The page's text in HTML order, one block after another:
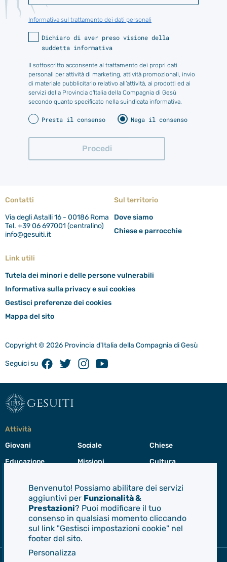
Informativa sul trattamento dei dati personali
Dichiaro di aver preso visione della
suddetta informativa
Il sottoscritto acconsente al trattamento dei propri dati
personali per attività di marketing, attività promozionali, invio
di materiale pubblicitario relativo all’attività, ai prodotti ed ai
servizi della Provincia d'Italia della Compagnia di Gesù
secondo quanto specificato nella suindicata informativa.
Presta il consenso Nega il consenso
Contatti
Via degli Astalli 16 - 00186 Roma
Tel. +39 06 697001 (centralino)
info@gesuiti.it
Sul territorio
Dove siamo
Chiese e parrocchie
Link utili
Tutela dei minori e delle persone vulnerabili
Informativa sulla privacy e sui cookies
Gestisci preferenze dei cookies
Mappa del sito
Copyright © 2026 Provincia d'Italia della Compagnia di Gesù
Seguici su FacebookTwitterInstagramYoutube
gesuiti
Attività
Giovani
Educazione
Sociale
Missioni
Chiese
Cultura
Leadership
Gesuiti
Menù
di
navigazione
del
Benvenuto! Possiamo abilitare dei servizi
aggiuntivi per Funzionalità &
Prestazioni? Puoi modificare il tuo
consenso in qualsiasi momento cliccando
sul link "Gestisci impostazioni cookie" nel
footer del sito.
Personalizza